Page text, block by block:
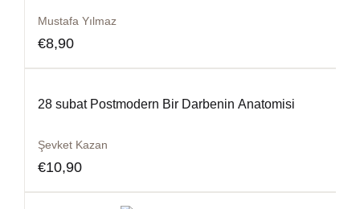
Mustafa Yılmaz
€8,90
28 subat Postmodern Bir Darbenin Anatomisi
Şevket Kazan
€10,90